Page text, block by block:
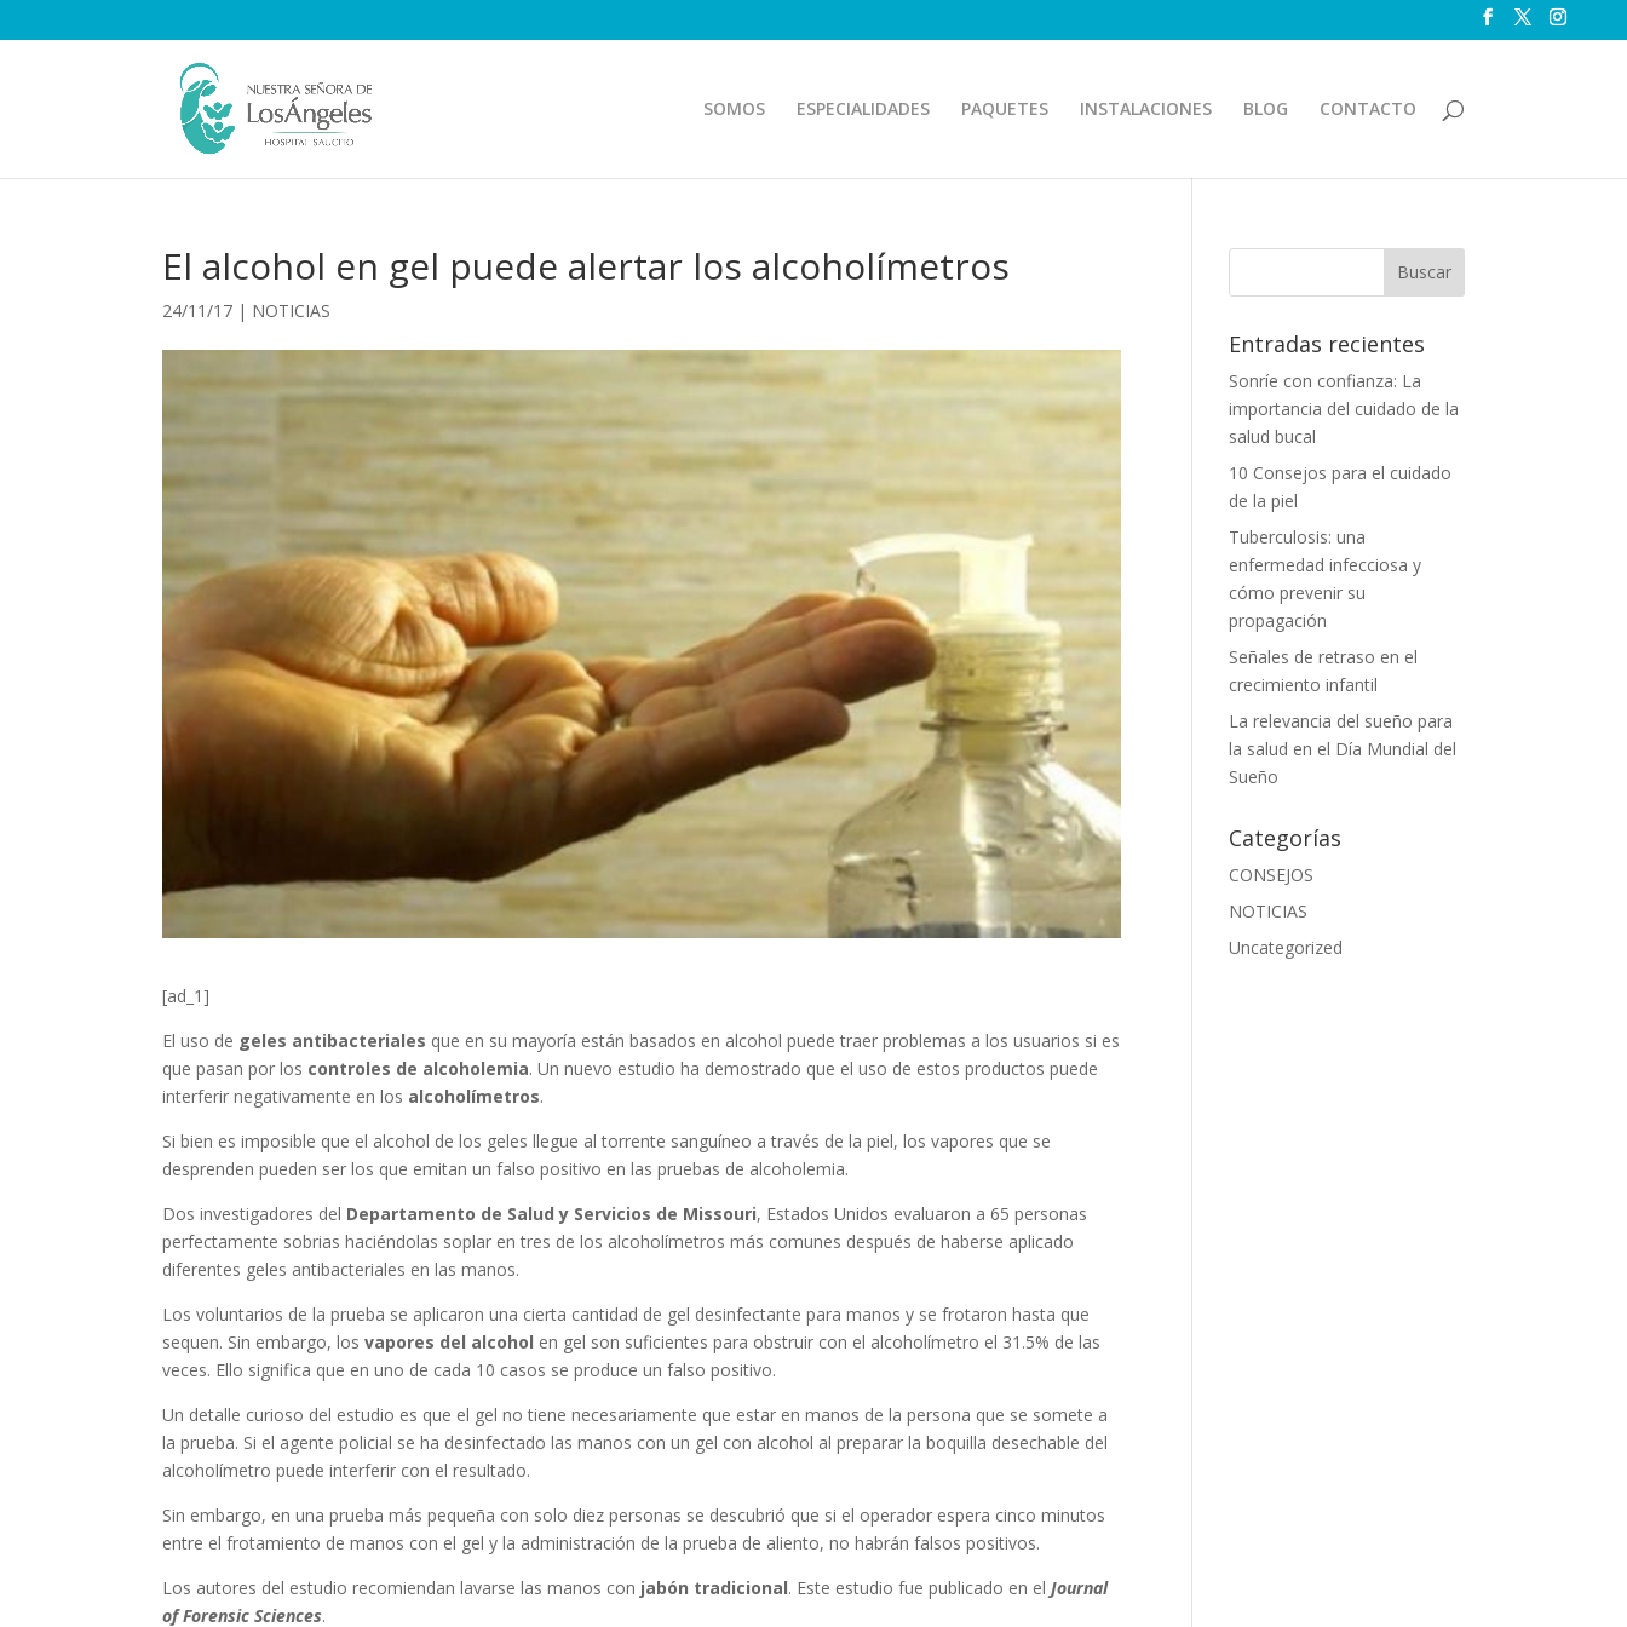
SOMOS ESPECIALIDADES PAQUETES INSTALACIONES BLOG CONTACTO
El alcohol en gel puede alertar los alcoholímetros
24/11/17 | NOTICIAS
[ad_1]
El uso de geles antibacteriales que en su mayoría están basados en alcohol puede traer problemas a los usuarios si es
que pasan por los controles de alcoholemia. Un nuevo estudio ha demostrado que el uso de estos productos puede
interferir negativamente en los alcoholímetros.
Si bien es imposible que el alcohol de los geles llegue al torrente sanguíneo a través de la piel, los vapores que se
desprenden pueden ser los que emitan un falso positivo en las pruebas de alcoholemia.
Dos investigadores del Departamento de Salud y Servicios de Missouri, Estados Unidos evaluaron a 65 personas
perfectamente sobrias haciéndolas soplar en tres de los alcoholímetros más comunes después de haberse aplicado
diferentes geles antibacteriales en las manos.
Los voluntarios de la prueba se aplicaron una cierta cantidad de gel desinfectante para manos y se frotaron hasta que
sequen. Sin embargo, losvapores del alcohol en gel son suficientes para obstruir con el alcoholímetro el 31.5% de las
veces. Ello significa que en uno de cada 10 casos se produce un falso positivo.
Un detalle curioso del estudio es que el gel no tiene necesariamente que estar en manos de la persona que se somete a
la prueba. Si el agente policial se ha desinfectado las manos con un gel con alcohol al preparar la boquilla desechable del
alcoholímetro puede interferir con el resultado.
Sin embargo, en una prueba más pequeña con solo diez personas se descubrió que si el operador espera cinco minutos
entre el frotamiento de manos con el gel y la administración de la prueba de aliento, no habrán falsos positivos.
Los autores del estudio recomiendan lavarse las manos con jabón tradicional. Este estudio fue publicado en elJournal
of Forensic Sciences.
Entradas recientes
Sonríe con confianza: La
importancia del cuidado de la
salud bucal
10 Consejos para el cuidado
de la piel
Tuberculosis: una
enfermedad infecciosa y
cómo prevenir su
propagación
Señales de retraso en el
crecimiento infantil
La relevancia del sueño para
la salud en el Día Mundial del
Sueño
Categorías
CONSEJOS
NOTICIAS
Uncategorized